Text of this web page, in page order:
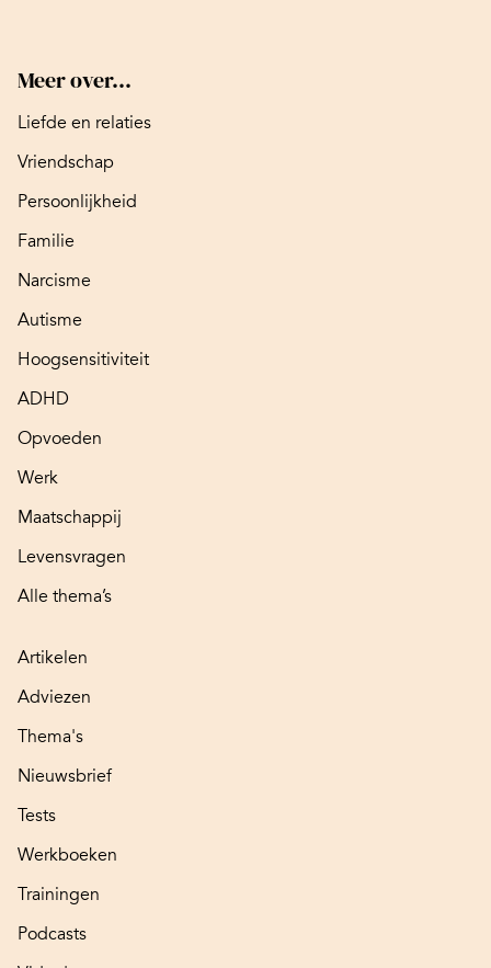
Meer over...
Liefde en relaties
Vriendschap
Persoonlijkheid
Familie
Narcisme
Autisme
Hoogsensitiviteit
ADHD
Opvoeden
Werk
Maatschappij
Levensvragen
Alle thema’s
Artikelen
Adviezen
Thema's
Nieuwsbrief
Tests
Werkboeken
Trainingen
Podcasts